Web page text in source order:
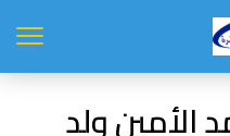
الأمين ولد